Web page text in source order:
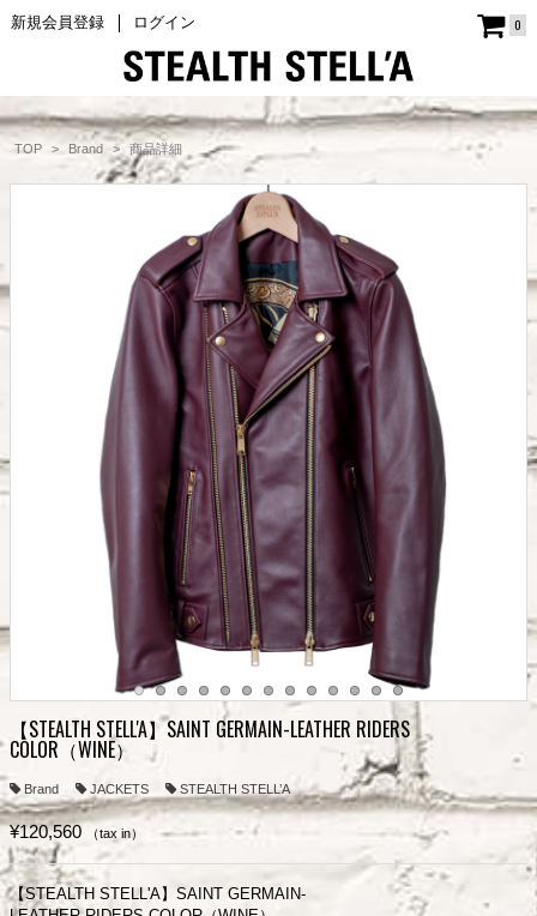
新規会員登録 ログイン 0
TOP Brand 商品詳細
【STEALTH STELL'A】SAINT GERMAIN-LEATHER RIDERS
COLOR（WINE）
Brand JACKETS STEALTH STELL’A
¥120,560 （tax in）
【STEALTH STELL'A】SAINT GERMAIN-